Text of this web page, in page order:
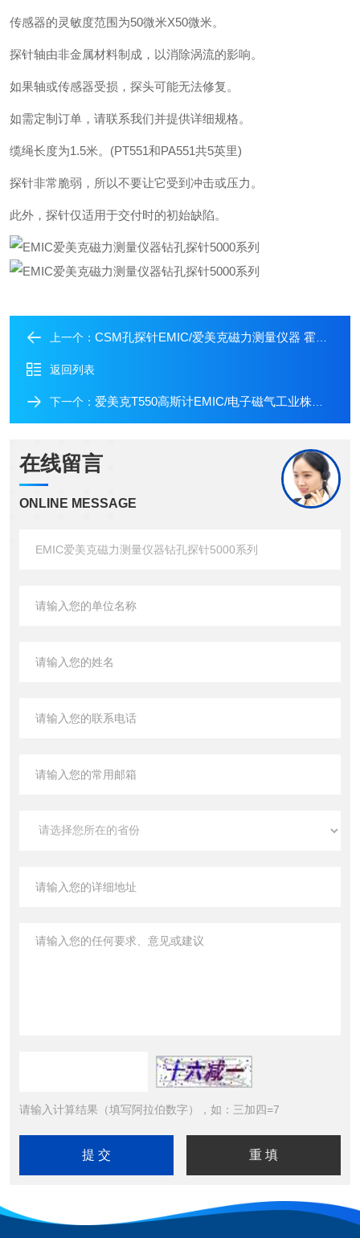
传感器的灵敏度范围为50微米X50微米。
探针轴由非金属材料制成，以消除涡流的影响。
如果轴或传感器受损，探头可能无法修复。
如需定制订单，请联系我们并提供详细规格。
缆绳长度为1.5米。(PT551和PA551共5英里)
探针非常脆弱，所以不要让它受到冲击或压力。
此外，探针仅适用于交付时的初始缺陷。
上一个： CSM孔探针EMIC/爱美克磁力测量仪器 霍尔探针标准磁铁
返回列表
下一个： 爱美克T550高斯计EMIC/电子磁气工业株式会社孔探头
在线留言
ONLINE MESSAGE
请输入计算结果（填写阿拉伯数字），如：三加四=7